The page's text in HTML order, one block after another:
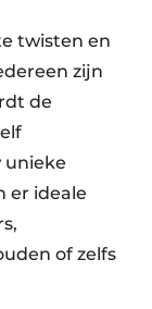
twisten en
zijn
de
unieke
er ideale
of zelfs